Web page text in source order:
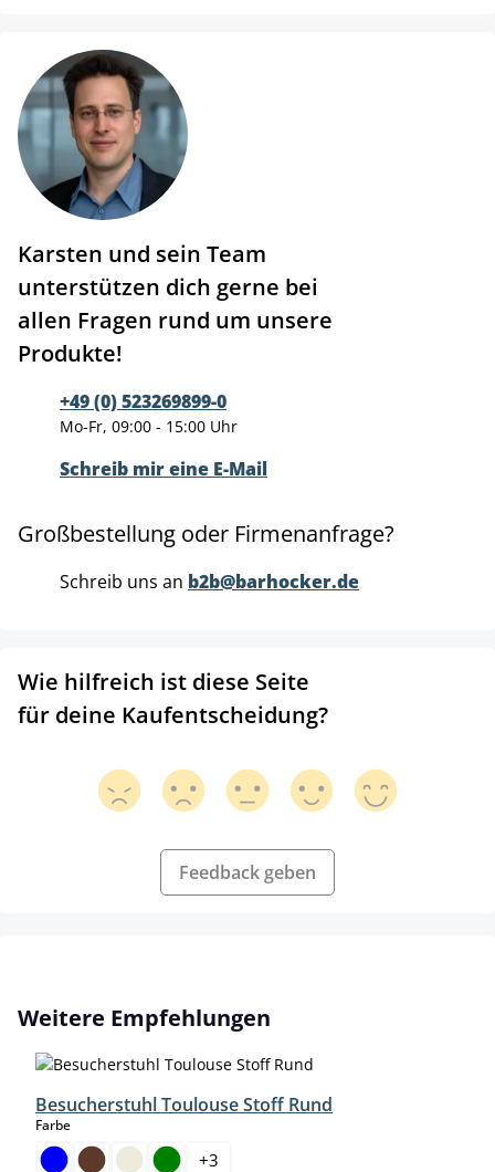
Karsten und sein Team
unterstützen dich gerne bei
allen Fragen rund um unsere
Produkte!
+49 (0) 523269899-0
Mo-Fr, 09:00 - 15:00 Uhr
Schreib mir eine E-Mail
Großbestellung oder Firmenanfrage?
Schreib uns an b2b@barhocker.de
Wie hilfreich ist diese Seite
für deine Kaufentscheidung?
Feedback geben
Produktgalerie überspringen
Weitere Empfehlungen
Besucherstuhl Toulouse Stoff Rund
Farbeauswählen
+3